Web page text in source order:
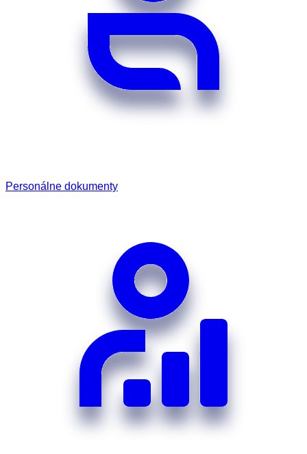
Personálne dokumenty